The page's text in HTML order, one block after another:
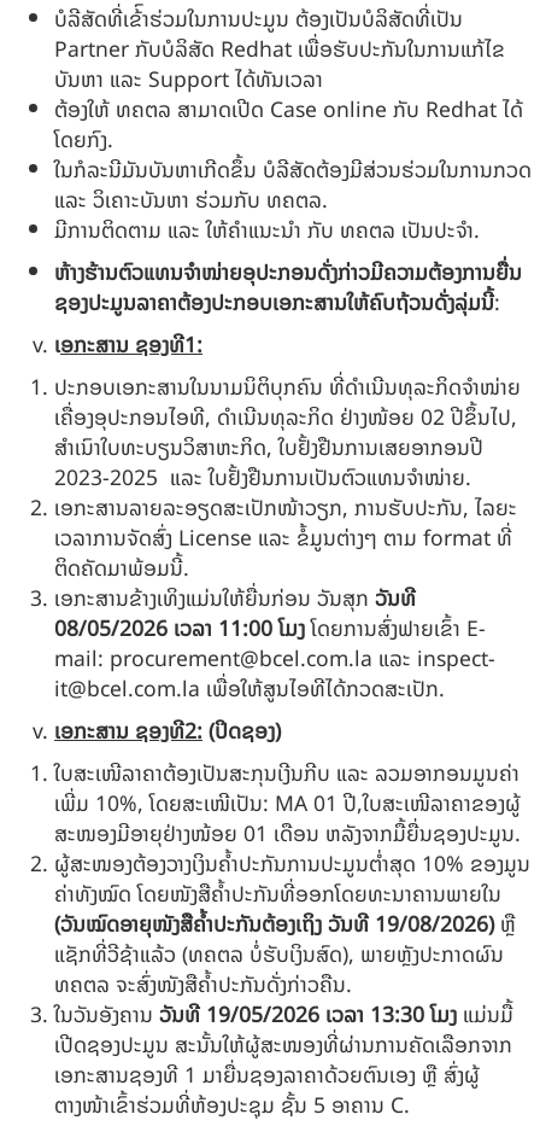
ບໍລີສັດທີ່ເຂ້ົາຮ່ວມໃນການປະມູນ ຕ້ອງເປັນບໍລິສັດທີ່ເປັນ
Partner ກັບບໍລິສັດ Redhat ເພື່ອຮັບປະກັນໃນການແກ້ໄຂ
ບັນຫາ ແລະ Support ໄດ້ທັນເວລາ
ຕ້ອງໃຫ້ ທຄຕລ ສາມາດເປີດ Case online ກັບ Redhat ໄດ້
ໂດຍກົງ.
ໃນກໍລະນີມັນບັນຫາເກີດຂຶ້ນ ບໍລີສັດຕ້ອງມີສ່ວນຮ່ວມໃນການກວດ
ແລະ ວິເຄາະບັນຫາ ຮ່ວມກັບ ທຄຕລ.
ມີການຕິດຕາມ ແລະ ໃຫ້ຄໍາແນະນໍາ ກັບ ທຄຕລ ເປັນປະຈໍາ.
ຫ້າງຮ້ານຕົວແທນຈຳໜ່າຍອຸປະກອນດັ່ງກ່າວມີຄວາມຕ້ອງການຍື່ນ
ຊອງປະມູນລາຄາຕ້ອງປະກອບເອກະສານໃຫ້ຄົບຖ້ວນດັ່ງລຸ່ມນີ້:
ເອກະສານ ຊອງທີ1:
ປະກອບເອກະສານໃນນາມນິຕິບຸກຄົນ ທີ່ດຳເນີນທຸລະກິດຈໍາໜ່າຍ
ເຄື່ອງອຸປະກອນໄອທີ, ດຳເນີນທຸລະກິດ ຢ່າງໜ້ອຍ 02 ປີຂຶ້ນໄປ,
ສໍາເນົາໃບທະບຽນວິສາຫະກິດ, ໃບຢັ້ງຢືນການເສຍອາກອນປີ
2023-2025 ແລະ ໃບຢັ້ງຢືນການເປັນຕົວແທນຈໍາໜ່າຍ.
ເອກະສານລາຍລະອຽດສະເປັກໜ້າວຽກ, ການຮັບປະກັນ, ໄລຍະ
ເວລາການຈັດສົ່ງ License ແລະ ຂໍ້ມູນຕ່າງໆ ຕາມ format ທີ່
ຕິດຄັດມາພ້ອມນີ້.
ເອກະສານຂ້າງເທິງແມ່ນໃຫ້ຍື່ນກ່ອນ ວັນສຸກ ວັນທີ
08/05/2026 ເວລາ 11:00ໂມງໂດຍການສົ່ງຟາຍເຂົ້າ E-
mail: procurement@bcel.com.la ແລະ inspect-
it@bcel.com.la ເພື່ອໃຫ້ສູນໄອທີໄດ້ກວດສະເປັກ.
ເອກະສານ ຊອງທີ2:(ປິດຊອງ)
ໃບສະເໜີລາຄາຕ້ອງເປັນສະກຸນເງີນກີບ ແລະ ລວມອາກອນມູນຄ່າ
ເພີ່ມ 10%, ໂດຍສະເໜີເປັນ: MA 01 ປີ,ໃບສະເໜີລາຄາຂອງຜູ້
ສະໜອງມີອາຍຸຢ່າງໜ້ອຍ 01 ເດືອນ ຫລັງຈາກມື້ຍື່ນຊອງປະມູນ.
ຜູ້ສະໜອງຕ້ອງວາງເງິນຄໍ້າປະກັນການປະມູນຕໍ່າສຸດ 10% ຂອງມູນ
ຄ່າທັງໝົດ ໂດຍໜັງສືຄໍ້າປະກັນທີ່ອອກໂດຍທະນາຄານພາຍໃນ
(ວັນໝົດອາຍຸໜັງສືຄໍ້າປະກັນຕ້ອງເຖິງ ວັນທີ 19/08/2026)ຫຼື
ແຊັກທີ່ວີຊ້າແລ້ວ (ທຄຕລ ບໍ່ຮັບເງິນສົດ), ພາຍຫຼັງປະກາດຜົນ
ທຄຕລ ຈະສົ່ງໜັງສືຄໍ້າປະກັນດັ່ງກ່າວຄືນ.
ໃນວັນອັງຄານ ວັນທີ 19/05/2026 ເວລາ 13:30ໂມງ ແມ່ນມື້
ເປີດຊອງປະມູນ ສະນັ້ນໃຫ້ຜູ້ສະໜອງທີ່ຜ່ານການຄັດເລືອກຈາກ
ເອກະສານຊອງທີ 1 ມາຍື່ນຊອງລາຄາດ້ວຍຕົນເອງ ຫຼື ສົ່ງຜູ້
ຕາງໜ້າເຂົ້າຮ່ວມທີ່ຫ້ອງປະຊຸມ ຊັ້ນ 5 ອາຄານ C.